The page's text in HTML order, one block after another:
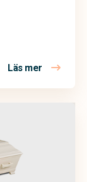
Läs mer om